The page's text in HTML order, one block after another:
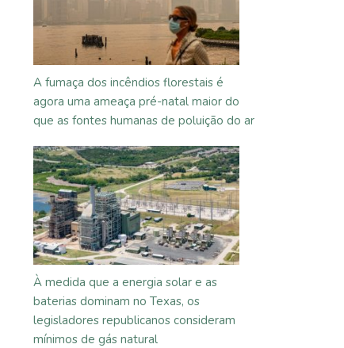
A fumaça dos incêndios florestais é
agora uma ameaça pré-natal maior do
que as fontes humanas de poluição do ar
À medida que a energia solar e as
baterias dominam no Texas, os
legisladores republicanos consideram
mínimos de gás natural